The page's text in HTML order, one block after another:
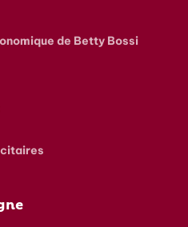
de Betty Bossi